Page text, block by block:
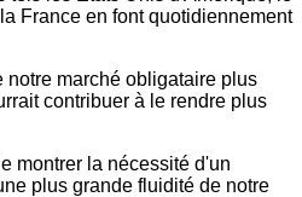
France en font quotidiennement
notre marché obligataire plus
contribuer à le rendre plus
montrer la nécessité d'un
plus grande fluidité de notre